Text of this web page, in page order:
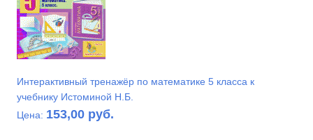
Интерактивный тренажёр по математике 5 класса к
учебнику Истоминой Н.Б.
Цена: 153,00 руб.